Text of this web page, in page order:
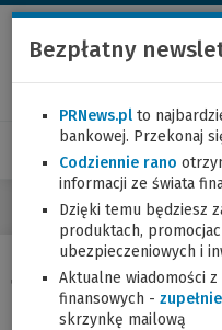
Tag "
Bezpłatny
PRNews.pl to
bankowej. Przekonaj
Codziennie rano
informacji ze świata
Dzięki temu będziesz
produktach,
ubezpieczeniowych i
Aktualne wiadomości
finansowych -
skrzynkę mailową